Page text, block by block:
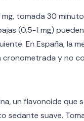
tomada 30
(0.5-1 mg)
En España, la
y no
un flavonoide
sedante suave.